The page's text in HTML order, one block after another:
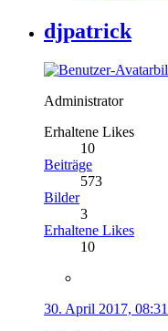
djpatrick
Administrator
Erhaltene Likes
10
Beiträge
573
Bilder
3
Erhaltene Likes
10
30. April 2017, 08:31